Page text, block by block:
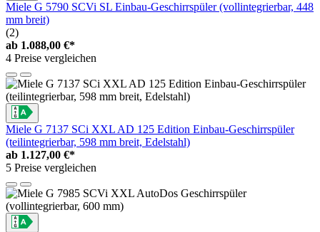
Miele G 5790 SCVi SL Einbau-Geschirrspüler (vollintegrierbar, 448
mm breit)
(2)
ab 1.088,00 €*
4 Preise vergleichen
Miele G 7137 SCi XXL AD 125 Edition Einbau-Geschirrspüler
(teilintegrierbar, 598 mm breit, Edelstahl)
ab 1.127,00 €*
5 Preise vergleichen